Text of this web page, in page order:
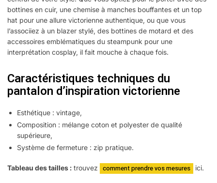
bottines en cuir, une chemise à manches bouffantes et un top
hat pour une allure victorienne authentique, ou que vous
l’associiez à un blazer stylé, des bottines de motard et des
accessoires emblématiques du steampunk pour une
interprétation cosplay, il fait mouche à chaque fois.
Caractéristiques techniques du
pantalon d’inspiration victorienne
Esthétique : vintage,
Composition : mélange coton et polyester de qualité
supérieure,
Système de fermeture : zip pratique.
Tableau des tailles : trouvez comment prendre vos mesures ici.